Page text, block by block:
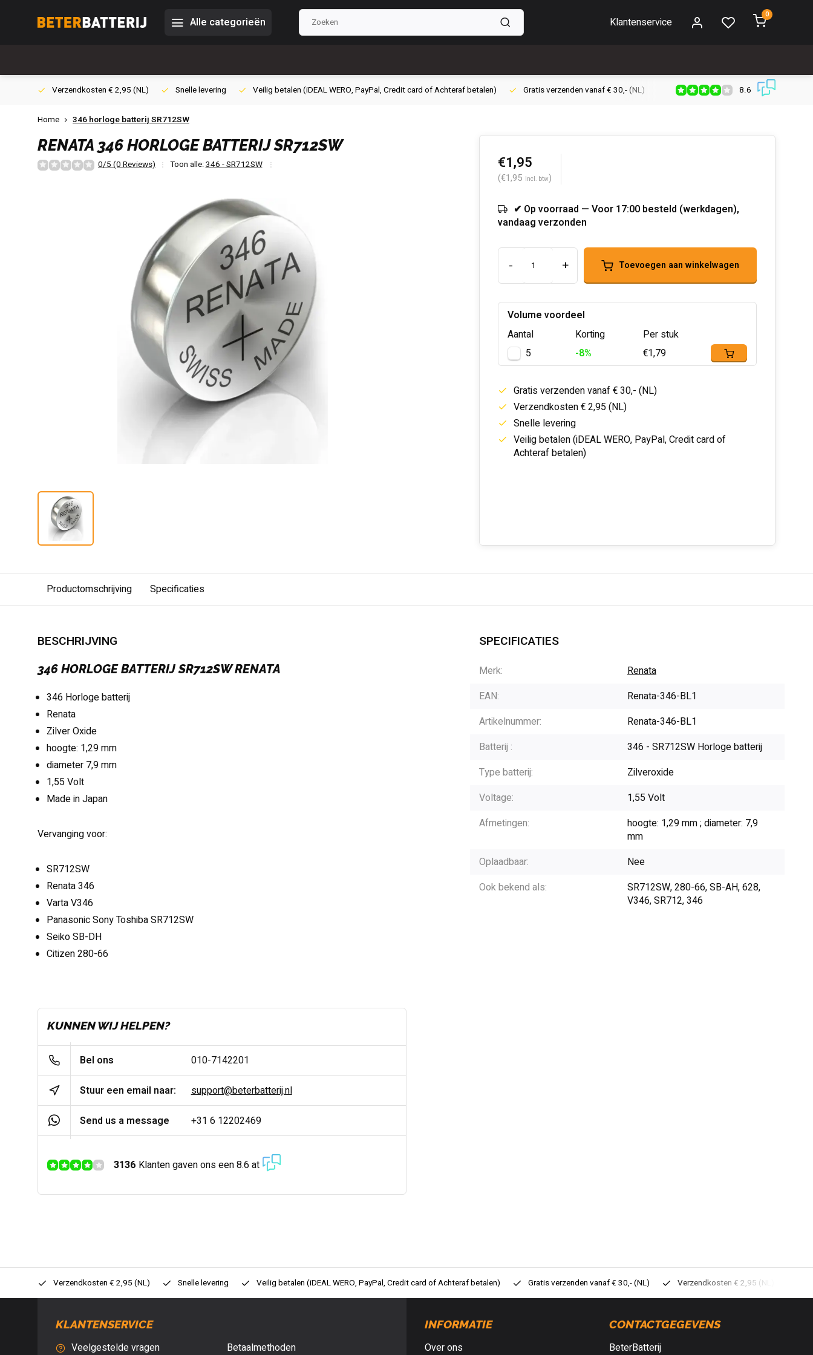
Alle categorieën Klantenservice
0
Verzendkosten € 2,95 (NL) Snelle levering Veilig betalen (iDEAL WERO, PayPal, Credit card of Achteraf betalen) Gratis verzenden vanaf € 30,- (NL) Verzendkosten € 2,95 (NL)
8.6
Home 346 horloge batterij SR712SW
RENATA 346 HORLOGE BATTERIJ SR712SW
0/5 (0 Reviews) Toon alle:346 - SR712SW €1,95
(€1,95 Incl. btw)
✔ Op voorraad — Voor 17:00 besteld (werkdagen),
vandaag verzonden
- + Toevoegen aan winkelwagen
Volume voordeel
Aantal
Korting
Per stuk
5
-8% €1,79
Gratis verzenden vanaf € 30,- (NL)
Verzendkosten € 2,95 (NL)
Snelle levering
Veilig betalen (iDEAL WERO, PayPal, Credit card of
Achteraf betalen)
Productomschrijving Specificaties
BESCHRIJVING
346 HORLOGE BATTERIJ SR712SW RENATA
346 Horloge batterij
Renata
Zilver Oxide
hoogte: 1,29 mm
diameter 7,9 mm
1,55 Volt
Made in Japan
Vervanging voor:
SR712SW
Renata 346
Varta V346
Panasonic Sony Toshiba SR712SW
Seiko SB-DH
Citizen 280-66
KUNNEN WIJ HELPEN?
Bel ons 010-7142201
Stuur een email naar: support@beterbatterij.nl
Send us a message +31 6 12202469
3136 Klanten gaven ons een 8.6 at
SPECIFICATIES
Merk:
Renata
EAN:
Renata-346-BL1
Artikelnummer:
Renata-346-BL1
Batterij :
346 - SR712SW Horloge batterij
Type batterij:
Zilveroxide
Voltage:
1,55 Volt
Afmetingen:
hoogte: 1,29 mm ; diameter: 7,9
mm
Oplaadbaar:
Nee
Ook bekend als:
SR712SW, 280-66, SB-AH, 628,
V346, SR712, 346
Verzendkosten € 2,95 (NL) Snelle levering Veilig betalen (iDEAL WERO, PayPal, Credit card of Achteraf betalen) Gratis verzenden vanaf € 30,- (NL) Verzendkosten € 2,95 (NL)
KLANTENSERVICE
Veelgestelde vragen Betaalmethoden
INFORMATIE
Over ons
CONTACTGEGEVENS
BeterBatterij